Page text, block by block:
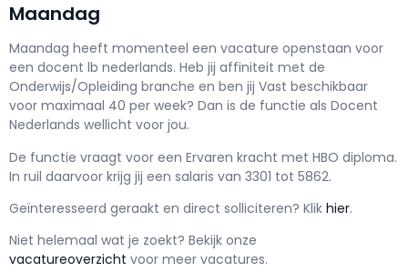
Maandag
Maandag heeft momenteel een vacature openstaan voor
een docent lb nederlands. Heb jij affiniteit met de
Onderwijs/Opleiding branche en ben jij Vast beschikbaar
voor maximaal 40 per week? Dan is de functie als Docent
Nederlands wellicht voor jou.
De functie vraagt voor een Ervaren kracht met HBO diploma.
In ruil daarvoor krijg jij een salaris van 3301 tot 5862.
Geïnteresseerd geraakt en direct solliciteren? Klik hier.
Niet helemaal wat je zoekt? Bekijk onze
vacatureoverzicht voor meer vacatures.